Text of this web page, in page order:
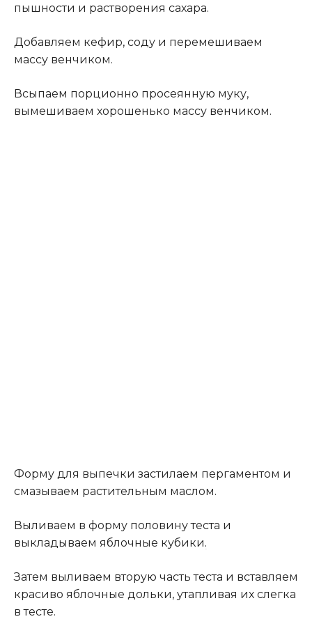
пышности и растворения сахара.
Добавляем кефир, соду и перемешиваем
массу венчиком.
Всыпаем порционно просеянную муку,
вымешиваем хорошенько массу венчиком.
Форму для выпечки застилаем пергаментом и
смазываем растительным маслом.
Выливаем в форму половину теста и
выкладываем яблочные кубики.
Затем выливаем вторую часть теста и вставляем
красиво яблочные дольки, утапливая их слегка
в тесте.